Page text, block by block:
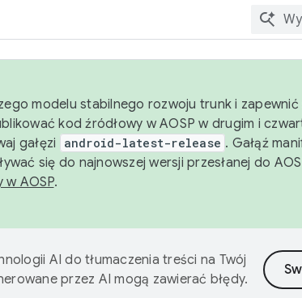
modelu stabilnego rozwoju trunk i
kod źródłowy w AOSP w drugim i
gałęzi
android-latest-release . Gałąź
się do najnowszej wersji przesłanej do
w AOSP.
AI do tłumaczenia treści na Twój
przez AI mogą zawierać błędy.